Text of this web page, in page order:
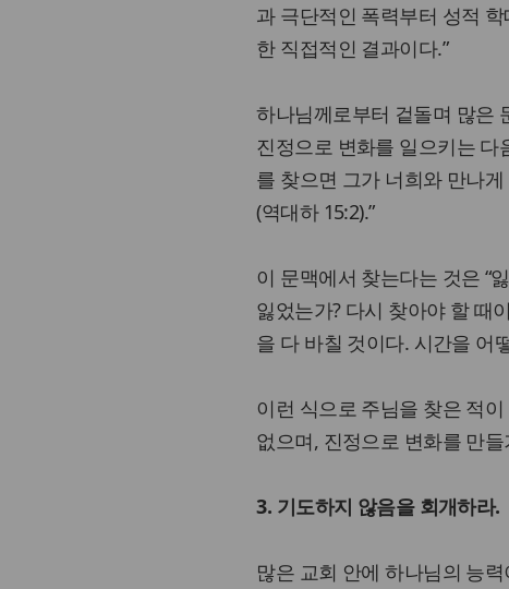
과 극단적인 폭력부터 성적
한 직접적인 결과이다.”
하나님께로부터 겉돌며 많은
진정으로 변화를 일으키는 다
를 찾으면 그가 너희와 만나
(역대하 15:2).”
이 문맥에서 찾는다는 것은 “
잃었는가? 다시 찾아야 할 때
을 다 바칠 것이다. 시간을 어
이런 식으로 주님을 찾은 적
없으며, 진정으로 변화를 만
3. 기도하지 않음을 회개하라.
많은 교회 안에 하나님의 능